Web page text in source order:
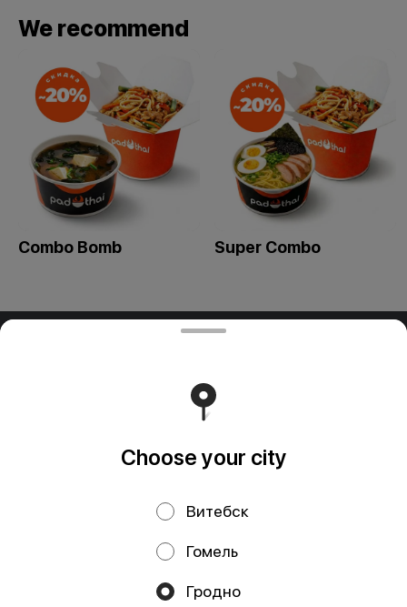
We recommend
Combo Bomb Super Combo
ООО "ПАДТАЙ-ГРУПП"
Свидетельство выдано Минским горисполкомом
03.12.2020 г. Интернет-магазин зарегистрирован в
Торговом реестре Республики Беларусь 18.01.2021г.
Файлы cookie
Choose your city
Витебск
Гомель
Гродно